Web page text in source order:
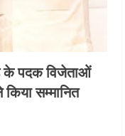
के पदक विजेताओं
सम्मानित